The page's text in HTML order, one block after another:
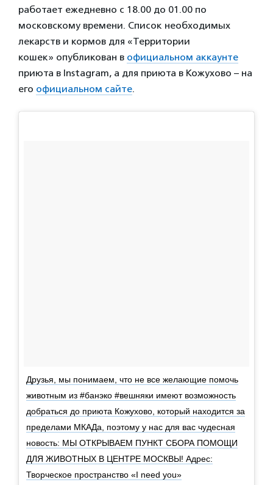
работает ежедневно с 18.00 до 01.00 по
московскому времени. Список необходимых
лекарств и кормов для «Территории
кошек» опубликован в официальном аккаунте
приюта в Instagram, а для приюта в Кожухово – на
его официальном сайте.
Друзья, мы понимаем, что не все желающие помочь
животным из #банэко #вешняки имеют возможность
добраться до приюта Кожухово, который находится за
пределами МКАДа, поэтому у нас для вас чудесная
новость: МЫ ОТКРЫВАЕМ ПУНКТ СБОРА ПОМОЩИ
ДЛЯ ЖИВОТНЫХ В ЦЕНТРЕ МОСКВЫ! Адрес:
Творческое пространство «I need you»